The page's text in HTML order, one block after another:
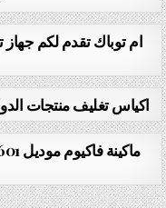
ام توباك تقدم لكم جهاز
اكياس تغليف منتجات